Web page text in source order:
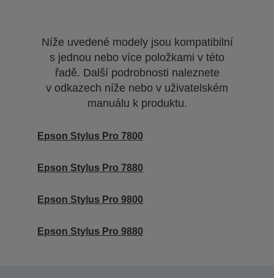
Níže uvedené modely jsou kompatibilní
s jednou nebo více položkami v této
řadě. Další podrobnosti naleznete
v odkazech níže nebo v uživatelském
manuálu k produktu.
Epson Stylus Pro 7800
Epson Stylus Pro 7880
Epson Stylus Pro 9800
Epson Stylus Pro 9880